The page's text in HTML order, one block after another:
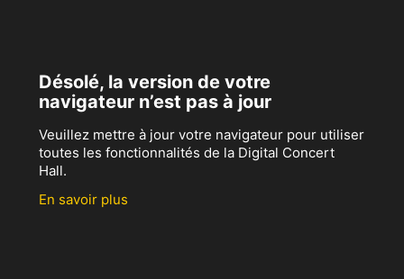
Désolé, la version de votre
navigateur n’est pas à jour
Veuillez mettre à jour votre navigateur pour utiliser
toutes les fonctionnalités de la Digital Concert
Hall.
En savoir plus